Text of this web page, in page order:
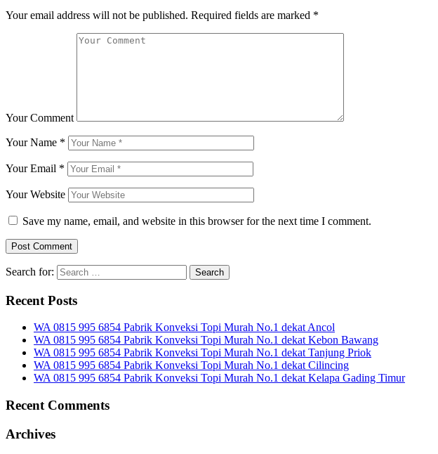
Your email address will not be published. Required fields are marked *
Your Comment
Your Name *
Your Email *
Your Website
Save my name, email, and website in this browser for the next time I comment.
Search for:
Recent Posts
WA 0815 995 6854 Pabrik Konveksi Topi Murah No.1 dekat Ancol
WA 0815 995 6854 Pabrik Konveksi Topi Murah No.1 dekat Kebon Bawang
WA 0815 995 6854 Pabrik Konveksi Topi Murah No.1 dekat Tanjung Priok
WA 0815 995 6854 Pabrik Konveksi Topi Murah No.1 dekat Cilincing
WA 0815 995 6854 Pabrik Konveksi Topi Murah No.1 dekat Kelapa Gading Timur
Recent Comments
Archives